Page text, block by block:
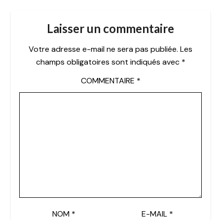
Laisser un commentaire
Votre adresse e-mail ne sera pas publiée. Les
champs obligatoires sont indiqués avec *
COMMENTAIRE *
NOM * E-MAIL *